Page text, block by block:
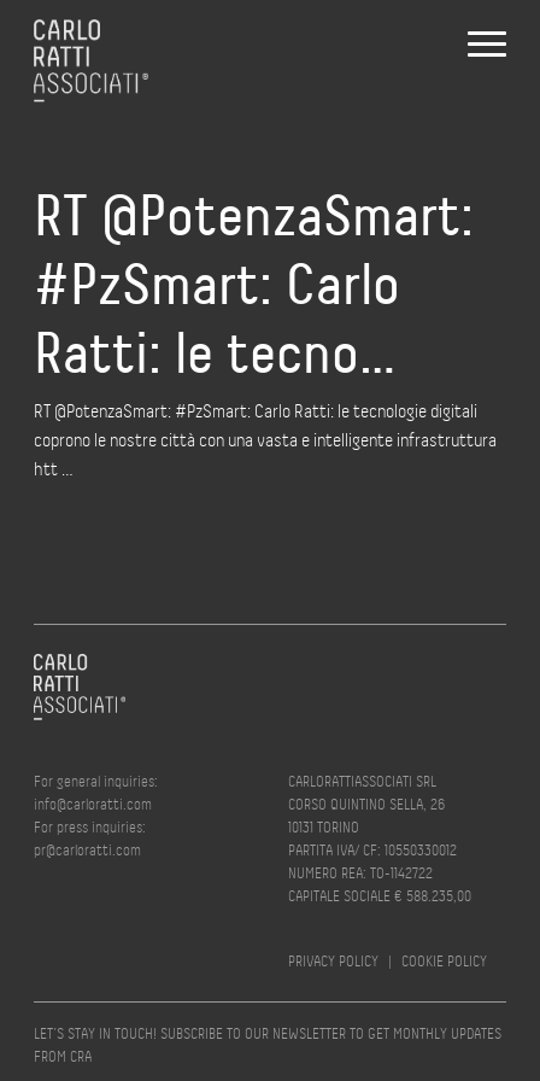
RT @PotenzaSmart:
#PzSmart: Carlo
Ratti: le tecno…
RT @PotenzaSmart: #PzSmart: Carlo Ratti: le tecnologie digitali
coprono le nostre città con una vasta e intelligente infrastruttura
htt …
For general inquiries:
info@carloratti.com
For press inquiries:
pr@carloratti.com
CARLORATTIASSOCIATI SRL
CORSO QUINTINO SELLA, 26
10131 TORINO
PARTITA IVA/ CF: 10550330012
NUMERO REA: TO-1142722
CAPITALE SOCIALE € 588.235,00
PRIVACY POLICY | COOKIE POLICY
LET’S STAY IN TOUCH! SUBSCRIBE TO OUR NEWSLETTER TO GET MONTHLY UPDATES
FROM CRA